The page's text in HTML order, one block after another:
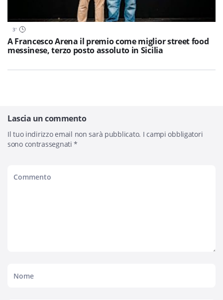
3'
A Francesco Arena il premio come miglior street food
messinese, terzo posto assoluto in Sicilia
Lascia un commento
Il tuo indirizzo email non sarà pubblicato. I campi obbligatori
sono contrassegnati*